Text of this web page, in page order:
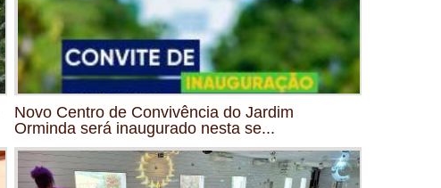
Novo Centro de Convivência do Jardim
Orminda será inaugurado nesta se...